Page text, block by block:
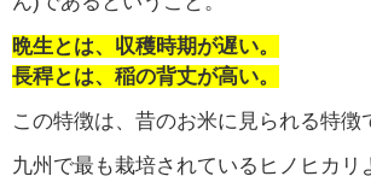
晩生とは、収穫時期が遅い。
長稈とは、稲の背丈が高い。
この特徴は、昔のお米に見られる特徴
九州で最も栽培されているヒノヒカリ